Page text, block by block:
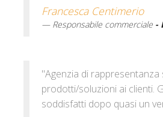
Francesca Centimerio
Responsabile commerciale -
"Agenzia di
prodotti/soluzioni ai clienti.
soddisfatti dopo quasi un